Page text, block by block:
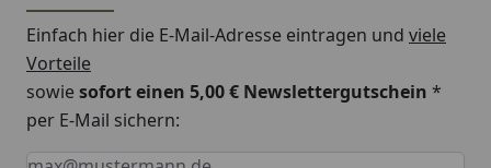
Einfach hier die E-Mail-Adresse eintragen und viele
Vorteile
sowiesofort einen 5,00 € Newslettergutschein *
per E-Mail sichern:
Keine Eingabe erforderlich
Eingabe erforderlich
E-Mail *